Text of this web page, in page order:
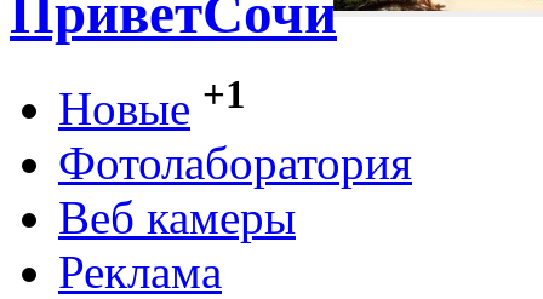
ПриветСочи
Новые +1
Фотолаборатория
Веб камеры
Реклама